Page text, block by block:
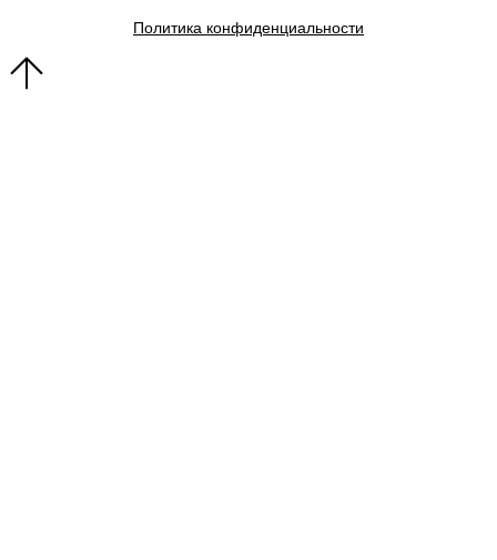
Политика конфиденциальности